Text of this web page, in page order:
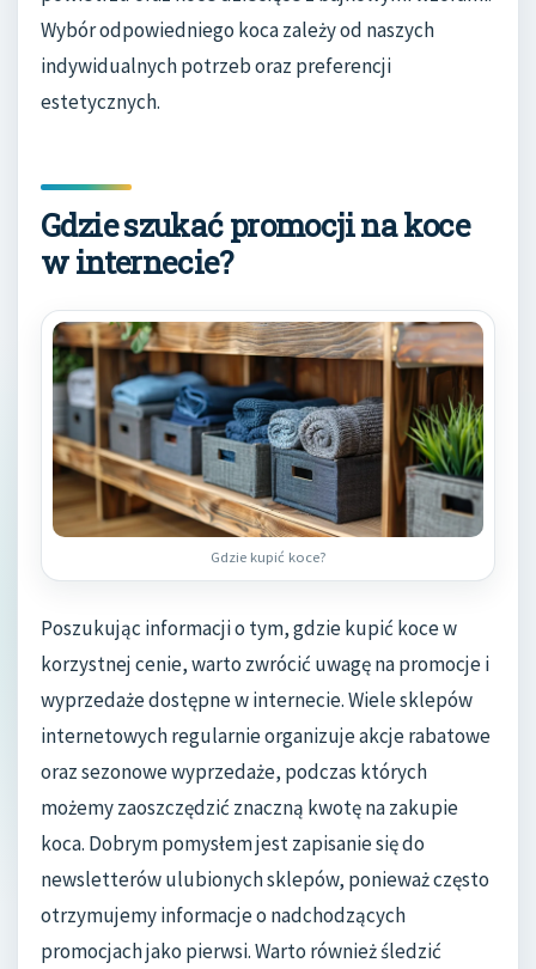
Wybór odpowiedniego koca zależy od naszych
indywidualnych potrzeb oraz preferencji
estetycznych.
Gdzie szukać promocji na koce
w internecie?
Gdzie kupić koce?
Poszukując informacji o tym, gdzie kupić koce w
korzystnej cenie, warto zwrócić uwagę na promocje i
wyprzedaże dostępne w internecie. Wiele sklepów
internetowych regularnie organizuje akcje rabatowe
oraz sezonowe wyprzedaże, podczas których
możemy zaoszczędzić znaczną kwotę na zakupie
koca. Dobrym pomysłem jest zapisanie się do
newsletterów ulubionych sklepów, ponieważ często
otrzymujemy informacje o nadchodzących
promocjach jako pierwsi. Warto również śledzić